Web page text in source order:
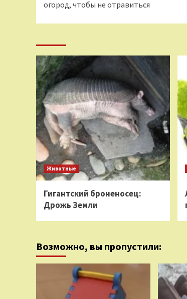
огород, чтобы не отравиться
Животные
Гигантский броненосец:
Дрожь Земли
Возможно, вы пропустили: